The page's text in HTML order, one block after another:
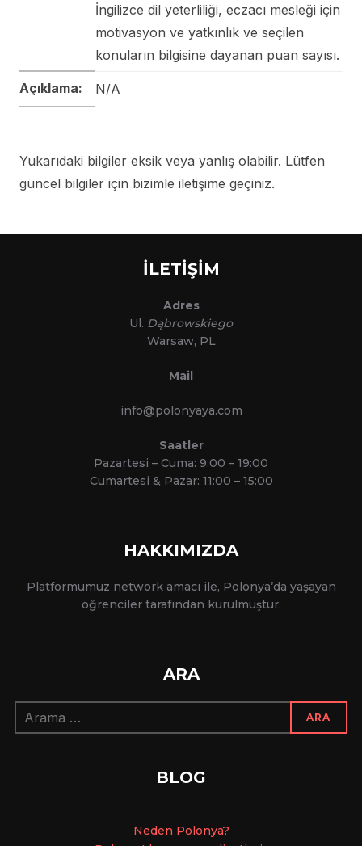
İngilizce dil yeterliliği, eczacı mesleği için
motivasyon ve yatkınlık ve seçilen
konuların bilgisine dayanan puan sayısı.
Açıklama: N/A
Yukarıdaki bilgiler eksik veya yanlış olabilir. Lütfen
güncel bilgiler için bizimle iletişime geçiniz.
İLETİŞİM
Adres
Ul. Dąbrowskiego
Warsaw, PL
Mail
info@polonyaya.com
Saatler
Pazartesi – Cuma: 9:00 – 19:00
Cumartesi & Pazar: 11:00 – 15:00
HAKKIMIZDA
Platformumuz network amacı ile, Polonya’da yaşayan
öğrenciler tarafından kurulmuştur.
ARA
Arama:
ARA
BLOG
Neden Polonya?